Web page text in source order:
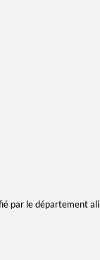
par le département